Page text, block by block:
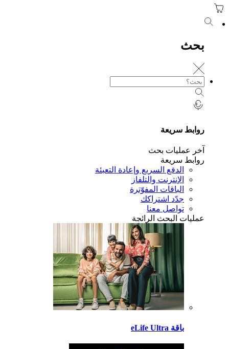
سريعة
عمليات بحث
سريعة
الدفع السريع وإعادة التعبئة
الإنترنت والتلفاز
الباقات المفوّترة
جدّد اشتراكك
تواصل معنا
البحث الرائجة